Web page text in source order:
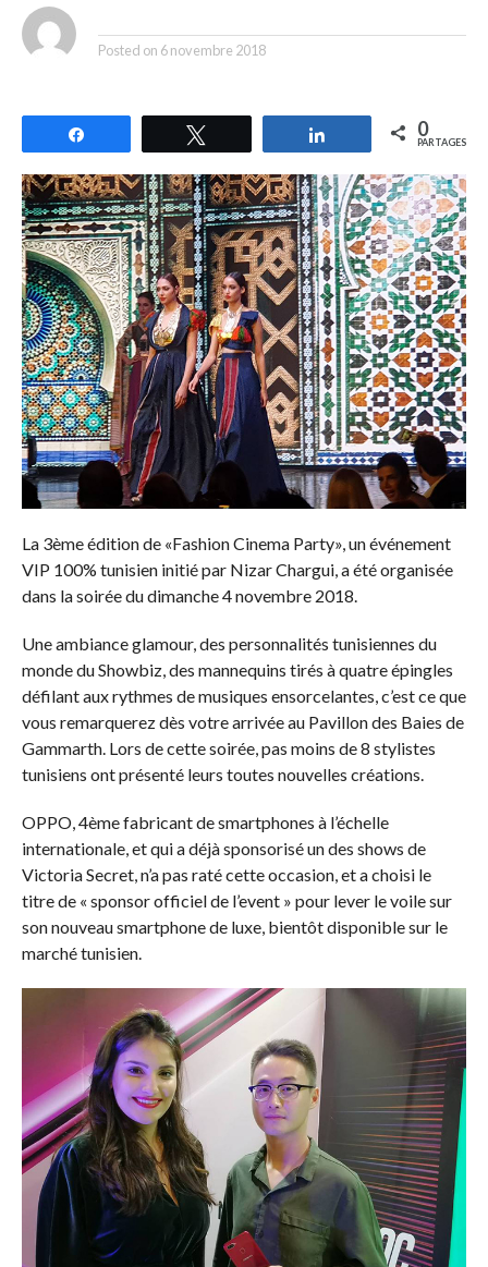
Posted on 6 novembre 2018
Partagez 0
PARTAGES
La 3ème édition de «Fashion Cinema Party», un événement
VIP 100% tunisien initié par Nizar Chargui, a été organisée
dans la soirée du dimanche 4 novembre 2018.
Une ambiance glamour, des personnalités tunisiennes du
monde du Showbiz, des mannequins tirés à quatre épingles
défilant aux rythmes de musiques ensorcelantes, c’est ce que
vous remarquerez dès votre arrivée au Pavillon des Baies de
Gammarth. Lors de cette soirée, pas moins de 8 stylistes
tunisiens ont présenté leurs toutes nouvelles créations.
OPPO, 4ème fabricant de smartphones à l’échelle
internationale, et qui a déjà sponsorisé un des shows de
Victoria Secret, n’a pas raté cette occasion, et a choisi le
titre de « sponsor officiel de l’event » pour lever le voile sur
son nouveau smartphone de luxe, bientôt disponible sur le
marché tunisien.